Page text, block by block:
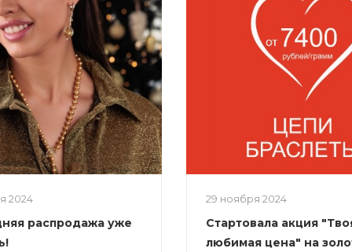
2024
распродажа уже
29 ноября 2024
Стартовала акция
любимая цена" на